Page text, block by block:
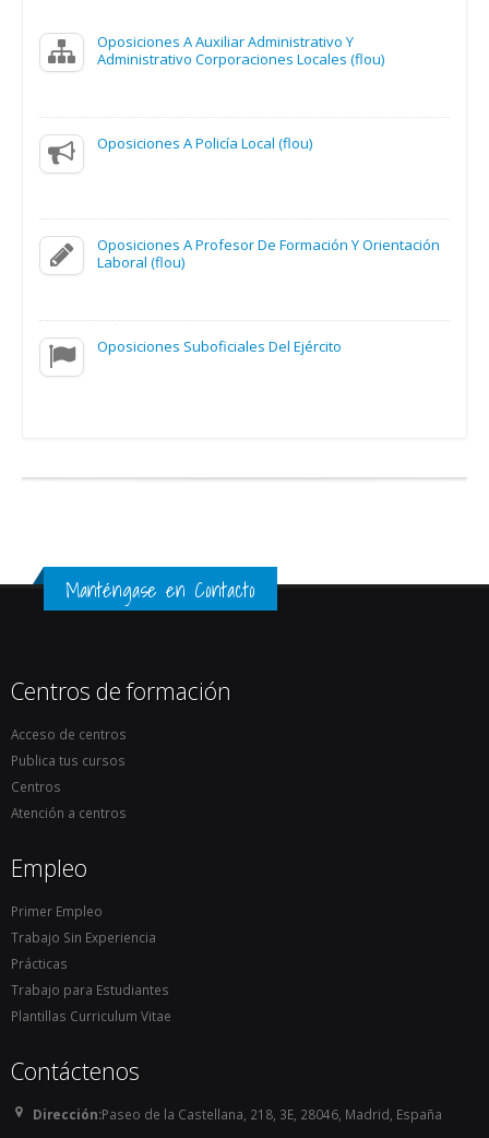
Oposiciones A Auxiliar Administrativo Y
Administrativo Corporaciones Locales (flou)
Oposiciones A Policía Local (flou)
Oposiciones A Profesor De Formación Y Orientación
Laboral (flou)
Oposiciones Suboficiales Del Ejército
Manténgase en Contacto
Centros de formación
Acceso de centros
Publica tus cursos
Centros
Atención a centros
Empleo
Primer Empleo
Trabajo Sin Experiencia
Prácticas
Trabajo para Estudiantes
Plantillas Curriculum Vitae
Contáctenos
Dirección:Paseo de la Castellana, 218, 3E, 28046, Madrid, España